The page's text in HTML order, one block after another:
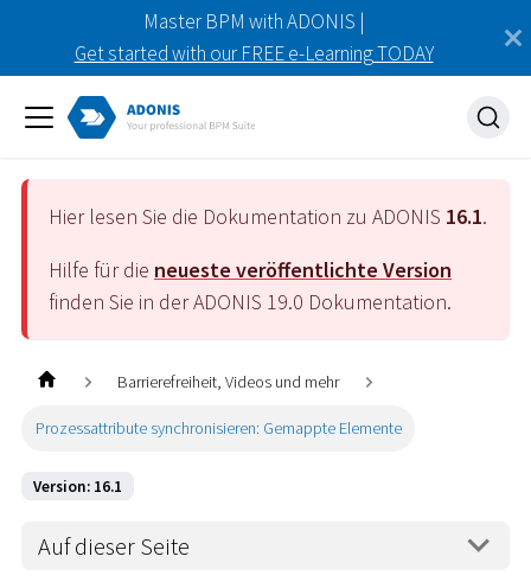
Master BPM with ADONIS |
Get started with our FREE e-Learning TODAY
Hier lesen Sie die Dokumentation zu ADONIS 16.1.
Hilfe für die neueste veröffentlichte Version
finden Sie in der ADONIS 19.0 Dokumentation.
Barrierefreiheit, Videos und mehr
Prozessattribute synchronisieren: Gemappte Elemente
Version: 16.1
Auf dieser Seite